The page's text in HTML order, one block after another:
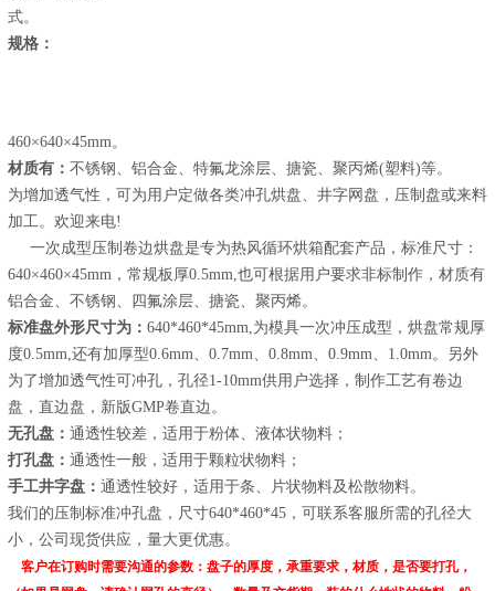
式。
规格：
460×640×45mm。
材质有： 不锈钢、铝合金、特氟龙涂层、搪瓷、聚丙烯(塑料)等。
为增加透气性，可为用户定做各类冲孔烘盘、井字网盘，压制盘或来料
加工。欢迎来电!
一次成型压制卷边烘盘是专为热风循环烘箱配套产品，标准尺寸：
640×460×45mm，常规板厚0.5mm,也可根据用户要求非标制作，材质有
铝合金、不锈钢、四氟涂层、搪瓷、聚丙烯。
标准盘外形尺寸为： 640*460*45mm,为模具一次冲压成型，烘盘常规厚
度0.5mm,还有加厚型0.6mm、0.7mm、0.8mm、0.9mm、1.0mm。另外
为了增加透气性可冲孔，孔径1-10mm供用户选择，制作工艺有卷边
盘，直边盘，新版GMP卷直边。
无孔盘： 通透性较差，适用于粉体、液体状物料；
打孔盘： 通透性一般，适用于颗粒状物料；
手工井字盘： 通透性较好，适用于条、片状物料及松散物料。
我们的压制标准冲孔盘，尺寸640*460*45，可联系客服所需的孔径大
小，公司现货供应，量大更优惠。
客户在订购时需要沟通的参数：盘子的厚度，承重要求，材质，是否要打孔，